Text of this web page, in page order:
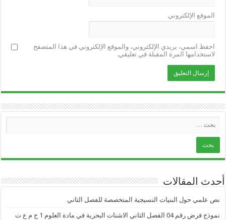
الموقع الإلكتروني
احفظ اسمي، بريدي الإلكتروني، والموقع الإلكتروني في هذا المتصفح
لاستخدامها المرة المقبلة في تعليقي.
أحدث المقالات
نص علمي حول البنيات النسيجية المتخصصة للفصل الثاني
نموذج فرض رقم 04 الفصل الثاني الاشنات البحرية في مادة العلوم 1 ج م ع ت